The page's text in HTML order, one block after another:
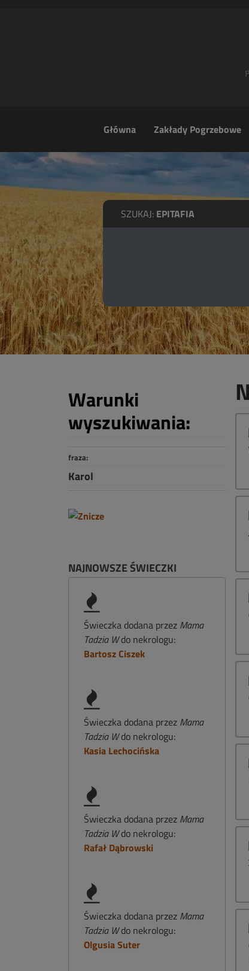
Główna Zakłady Pogrzebowe
SZUKAJ: EPITAFIA
Warunki
wyszukiwania:
fraza:
Karol
NAJNOWSZE ŚWIECZKI
Świeczka dodana przez Mama
Tadzia Wdo nekrologu:
Bartosz Ciszek
Świeczka dodana przez Mama
Tadzia Wdo nekrologu:
Kasia Lechocińska
Świeczka dodana przez Mama
Tadzia Wdo nekrologu:
Rafał Dąbrowski
Świeczka dodana przez Mama
Tadzia Wdo nekrologu:
Olgusia Suter